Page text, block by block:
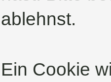
ablehnst.
Ein Cookie